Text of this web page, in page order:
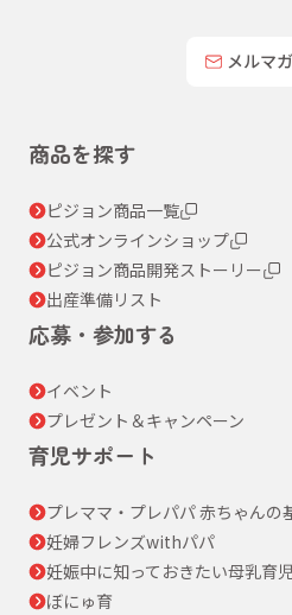
メルマ
商品を探す
ピジョン商品一覧
公式オンラインショップ
ピジョン商品開発ストーリー
出産準備リスト
応募・参加する
イベント
プレゼント＆キャンペーン
育児サポート
プレママ・プレパパ 赤ちゃんの
妊婦フレンズwithパパ
妊娠中に知っておきたい母乳育
ぼにゅ育